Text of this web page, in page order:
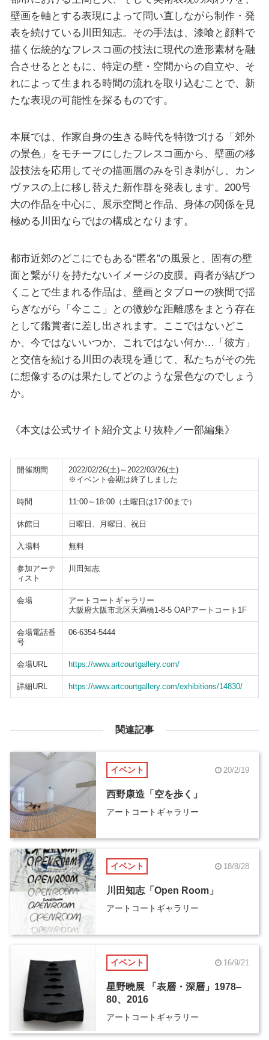
壁画を軸とする表現によって問い直しながら制作・発
表を続けている川田知志。その手法は、漆喰と顔料で
描く伝統的なフレスコ画の技法に現代の造形素材を融
合させるとともに、特定の壁・空間からの自立や、そ
れによって生まれる時間の流れを取り込むことで、新
たな表現の可能性を探るものです。
本展では、作家自身の生きる時代を特徴づける「郊外
の景色」をモチーフにしたフレスコ画から、壁画の移
設技法を応用してその描画層のみを引き剥がし、カン
ヴァスの上に移し替えた新作群を発表します。200号
大の作品を中心に、展示空間と作品、身体の関係を見
極める川田ならではの構成となります。
都市近郊のどこにでもある“匿名”の風景と、固有の壁
面と繋がりを持たないイメージの皮膜。両者が結びつ
くことで生まれる作品は、壁画とタブローの狭間で揺
らぎながら「今ここ」との微妙な距離感をまとう存在
として鑑賞者に差し出されます。ここではないどこ
か、今ではないいつか、これではない何か…「彼方」
と交信を続ける川田の表現を通じて、私たちがその先
に想像するのは果たしてどのような景色なのでしょう
か。
《本文は公式サイト紹介文より抜粋／一部編集》
開催期間
2022/02/26(土)～2022/03/26(土)
※イベント会期は終了しました
時間 11:00～18:00（土曜日は17:00まで）
休館日 日曜日、月曜日、祝日
入場料 無料
参加アーテ
ィスト
川田知志
会場
アートコートギャラリー
大阪府大阪市北区天満橋1-8-5 OAPアートコート1F
会場電話番
号
06-6354-5444
会場URL https://www.artcourtgallery.com/
詳細URL https://www.artcourtgallery.com/exhibitions/14830/
関連記事
イベント 20/2/19
西野康造「空を歩く」
アートコートギャラリー
イベント 18/8/28
川田知志「Open Room」
アートコートギャラリー
イベント 16/9/21
星野曉展 「表層・深層」1978‒
80、2016
アートコートギャラリー